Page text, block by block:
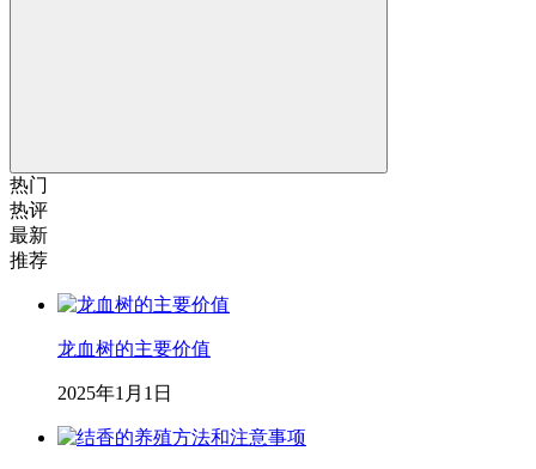
热门
热评
最新
推荐
龙血树的主要价值
2025年1月1日